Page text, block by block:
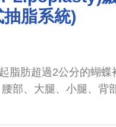
脂系統)
脂肪超過2公分的蝴蝶
部、大腿、小腿、背